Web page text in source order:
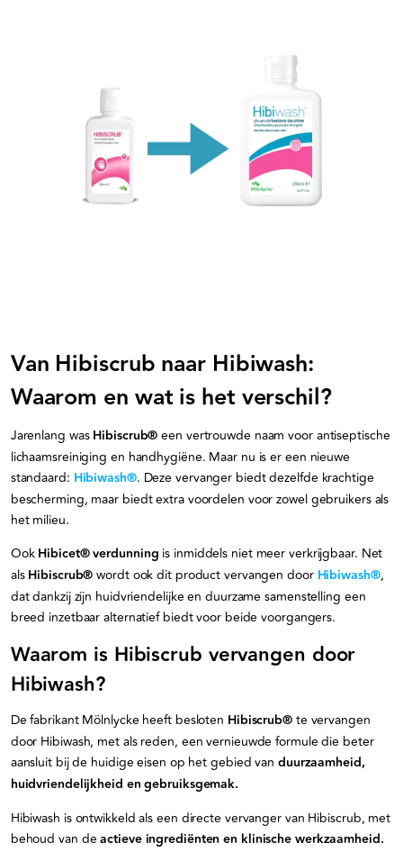
Van Hibiscrub naar Hibiwash:
Waarom en wat is het verschil?
Jarenlang wasHibiscrub®een vertrouwde naam voor antiseptische
lichaamsreiniging en handhygiëne. Maar nu is er een nieuwe
standaard: Hibiwash®. Deze vervanger biedt dezelfde krachtige
bescherming, maar biedt extra voordelen voor zowel gebruikers als
het milieu.
OokHibicet® verdunning is inmiddels niet meer verkrijgbaar. Net
alsHibiscrub®wordt ook dit product vervangen door Hibiwash®,
dat dankzij zijn huidvriendelijke en duurzame samenstelling een
breed inzetbaar alternatief biedt voor beide voorgangers.
Waarom is Hibiscrub vervangen door
Hibiwash?
De fabrikant Mölnlycke heeft besloten Hibiscrub®te vervangen
door Hibiwash, met als reden, een vernieuwde formule die beter
aansluit bij de huidige eisen op het gebied van duurzaamheid,
huidvriendelijkheid en gebruiksgemak.
Hibiwash is ontwikkeld als een directe vervanger van Hibiscrub, met
behoud van deactieve ingrediënten en klinische werkzaamheid.